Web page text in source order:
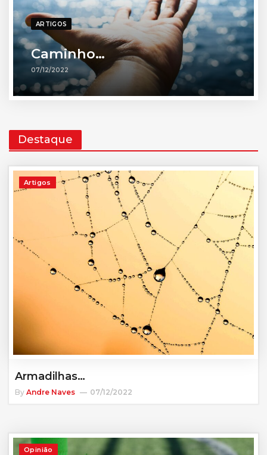
ARTIGOS
Caminho…
07/12/2022
Destaque
Artigos
Armadilhas…
By Andre Naves 07/12/2022
Opinião